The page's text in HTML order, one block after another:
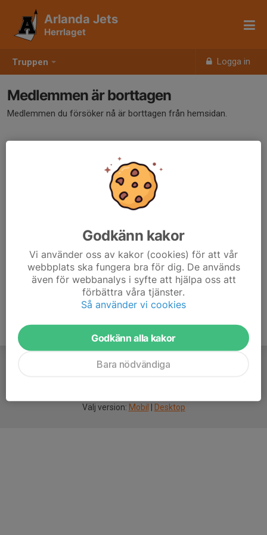
Truppen Logga in
Arlanda Jets
Herrlaget
Medlemmen är borttagen
Medlemmen du försöker nå är borttagen från hemsidan.
Välj version: Mobil Desktop
Godkänn kakor
Vi använder oss av kakor (cookies) för att vår
webbplats ska fungera bra för dig. De används
även för webbanalys i syfte att hjälpa oss att
förbättra våra tjänster.
Så använder vi cookies
Godkänn alla kakor
Bara nödvändiga